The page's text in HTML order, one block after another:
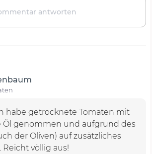
habe getrocknete Tomaten mit
Öl genommen und aufgrund des
der Oliven) auf zusätzliches
Reicht völlig aus!